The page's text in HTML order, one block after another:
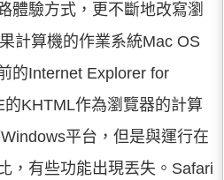
體驗方式，更不斷地改寫瀏
計算機的作業系統Mac OS
的Internet Explorer for
KHTML作為瀏覽器的計算
平台，但是與運行在
，有些功能出現丟失。Safari